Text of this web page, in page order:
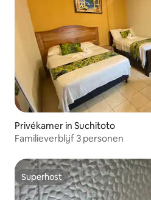
Privékamer in Suchitoto
Familieverblijf 3 personen
Superhost
Superhost